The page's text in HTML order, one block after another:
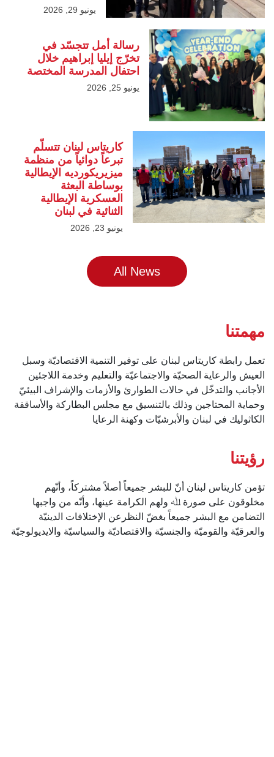
يونيو 29, 2026
رسالة أمل تتجسّد في
تخرّج إيليا إبراهيم خلال
احتفال المدرسة المختصة
يونيو 25, 2026
كاريتاس لبنان تتسلّم
تبرعاً دوائياً من منظمة
ميزيريكورديه الإيطالية
بوساطة البعثة
العسكرية الإيطالية
الثنائية في لبنان
يونيو 23, 2026
All News
مهمتنا
تعمل رابطة كاريتاس لبنان على توفير التنمية الاقتصاديّة وسبل
العيش والرعاية الصحيّة والاجتماعيّة والتعليم وخدمة اللاجئين
الأجانب والتدخّل في حالات الطوارئ والأزمات والإشراف البيئيّ
وحماية المحتاجين وذلك بالتنسيق مع مجلس البطاركة والأساقفة
الكاثوليك في لبنان والأبرشيّات وكهنة الرعايا
رؤيتنا
تؤمن كاريتاس لبنان أنّ للبشر جميعاً أصلاً مشتركاً، وأنّهم
مخلوقون على صورة ﷲ ولهم الكرامة عينها، وأنّه من واجبها
التضامن مع البشر جميعاً بغضّ النظرعن الإختلافات الدينيّة
والعرقيّة والقوميّة والجنسيّة والاقتصاديّة والسياسيّة والايديولوجيّة